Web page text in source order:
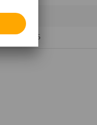
nie
135856